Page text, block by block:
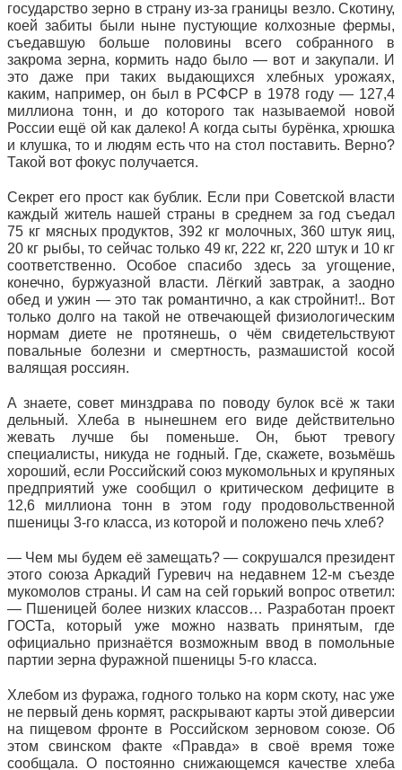
государство зерно в страну из-за границы везло. Скотину,
коей забиты были ныне пустующие колхозные фермы,
съедавшую больше половины всего собранного в
закрома зерна, кормить надо было — вот и закупали. И
это даже при таких выдающихся хлебных урожаях,
каким, например, он был в РСФСР в 1978 году — 127,4
миллиона тонн, и до которого так называемой новой
России ещё ой как далеко! А когда сыты бурёнка, хрюшка
и клушка, то и людям есть что на стол поставить. Верно?
Такой вот фокус получается.
Секрет его прост как бублик. Если при Советской власти
каждый житель нашей страны в среднем за год съедал
75 кг мясных продуктов, 392 кг молочных, 360 штук яиц,
20 кг рыбы, то сейчас только 49 кг, 222 кг, 220 штук и 10 кг
соответственно. Особое спасибо здесь за угощение,
конечно, буржуазной власти. Лёгкий завтрак, а заодно
обед и ужин — это так романтично, а как стройнит!.. Вот
только долго на такой не отвечающей физиологическим
нормам диете не протянешь, о чём свидетельствуют
повальные болезни и смертность, размашистой косой
валящая россиян.
А знаете, совет минздрава по поводу булок всё ж таки
дельный. Хлеба в нынешнем его виде действительно
жевать лучше бы поменьше. Он, бьют тревогу
специалисты, никуда не годный. Где, скажете, возьмёшь
хороший, если Российский союз мукомольных и крупяных
предприятий уже сообщил о критическом дефиците в
12,6 миллиона тонн в этом году продовольственной
пшеницы 3-го класса, из которой и положено печь хлеб?
— Чем мы будем её замещать? — сокрушался президент
этого союза Аркадий Гуревич на недавнем 12-м съезде
мукомолов страны. И сам на сей горький вопрос ответил:
— Пшеницей более низких классов… Разработан проект
ГОСТа, который уже можно назвать принятым, где
официально признаётся возможным ввод в помольные
партии зерна фуражной пшеницы 5-го класса.
Хлебом из фуража, годного только на корм скоту, нас уже
не первый день кормят, раскрывают карты этой диверсии
на пищевом фронте в Российском зерновом союзе. Об
этом свинском факте «Правда» в своё время тоже
сообщала. О постоянно снижающемся качестве хлеба